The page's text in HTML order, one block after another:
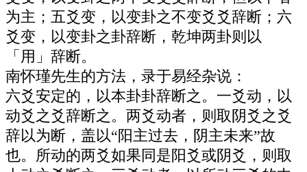
为主；五爻变，以变卦之不变爻爻辞断；六
爻变，以变卦之卦辞断，乾坤两卦则以
「用」辞断。
南怀瑾先生的方法，录于易经杂说：
六爻安定的，以本卦卦辞断之。一爻动，以
动爻之爻辞断之。两爻动者，则取阴爻之爻
辞以为断，盖以“阳主过去，阴主未来”故
也。所动的两爻如果同是阳爻或阴爻，则取